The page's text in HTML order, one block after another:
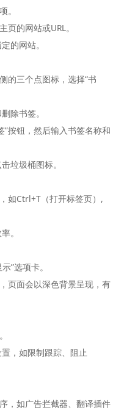
。
页的网站或URL。
的网站。
的三个点图标，选择“书
除书签。
”按钮，然后输入书签名称和
垃圾桶图标。
如Ctrl+T（打开标签页）,
。
”选项卡。
页面会以深色背景呈现，有
，如限制跟踪、阻止
，如广告拦截器、翻译插件